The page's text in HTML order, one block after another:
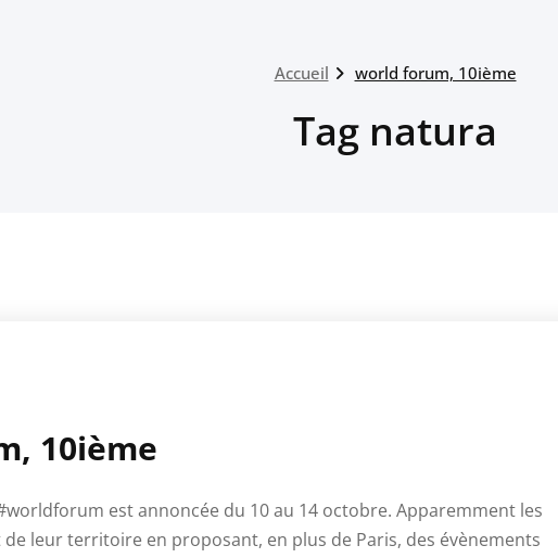
Accueil world forum, 10ième
Tag natura
10ième
est annoncée du 10 au 14 octobre. Apparemment les
leur territoire en proposant, en plus de Paris, des évènements